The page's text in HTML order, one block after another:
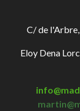
C/ de
Eloy Dena